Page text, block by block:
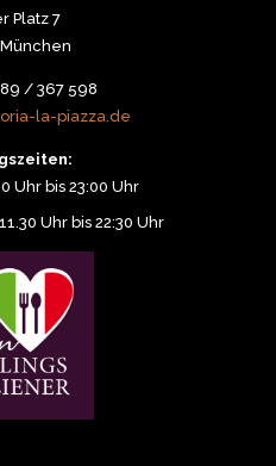
Platz 7
/ 367 598
la-piazza.de
Uhr bis 23:00 Uhr
Uhr bis 22:30 Uhr